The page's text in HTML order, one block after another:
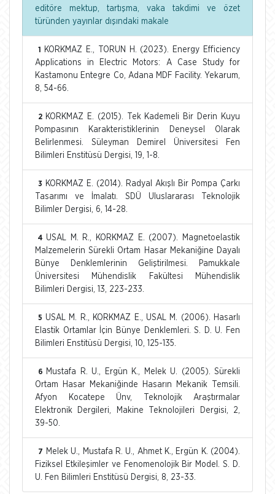
editöre mektup, tartışma, vaka takdimi ve özet
türünden yayınlar dışındaki makale
1
KORKMAZ E., TORUN H. (2023). Energy Efficiency
Applications in Electric Motors: A Case Study for
Kastamonu Entegre Co, Adana MDF Facility. Yekarum,
8, 54-66.
2 KORKMAZ E. (2015). Tek Kademeli Bir Derin Kuyu
Pompasının Karakteristiklerinin Deneysel Olarak
Belirlenmesi. Süleyman Demirel Üniversitesi Fen
Bilimleri Enstitüsü Dergisi, 19, 1-8.
3
KORKMAZ E. (2014). Radyal Akışlı Bir Pompa Çarkı
Tasarımı ve İmalatı. SDÜ Uluslararası Teknolojik
Bilimler Dergisi, 6, 14-28.
4 USAL M. R., KORKMAZ E. (2007). Magnetoelastik
Malzemelerin Sürekli Ortam Hasar Mekaniğine Dayalı
Bünye Denklemlerinin Geliştirilmesi. Pamukkale
Üniversitesi Mühendislik Fakültesi Mühendislik
Bilimleri Dergisi, 13, 223-233.
5 USAL M. R., KORKMAZ E., USAL M. (2006). Hasarlı
Elastik Ortamlar İçin Bünye Denklemleri. S. D. U. Fen
Bilimleri Enstitüsü Dergisi, 10, 125-135.
6
Mustafa R. U., Ergün K., Melek U. (2005). Sürekli
Ortam Hasar Mekaniğinde Hasarın Mekanik Temsili.
Afyon Kocatepe Ünv, Teknolojik Araştırmalar
Elektronik Dergileri, Makine Teknolojileri Dergisi, 2,
39-50.
7
Melek U., Mustafa R. U., Ahmet K., Ergün K. (2004).
Fiziksel Etkileşimler ve Fenomenolojik Bir Model. S. D.
U. Fen Bilimleri Enstitüsü Dergisi, 8, 23-33.